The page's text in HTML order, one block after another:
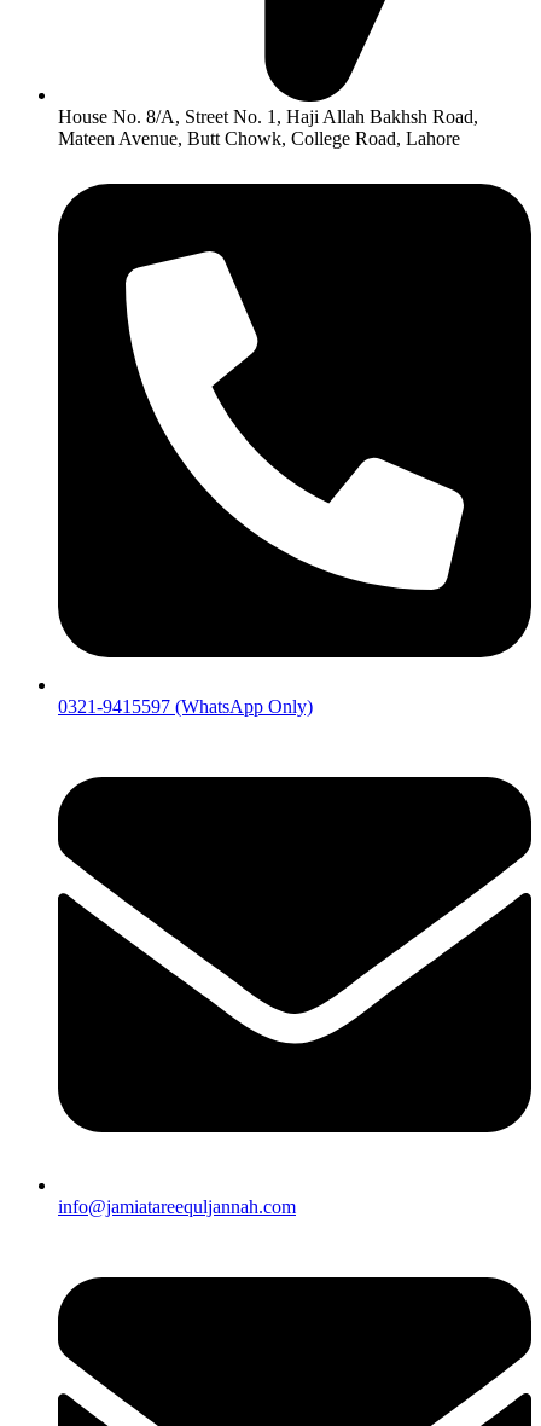
House No. 8/A, Street No. 1, Haji Allah Bakhsh Road,
Mateen Avenue, Butt Chowk, College Road, Lahore
0321-9415597 (WhatsApp Only)
info@jamiatareequljannah.com